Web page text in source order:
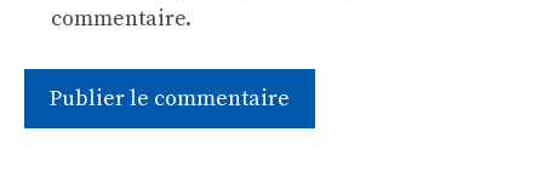
commentaire.